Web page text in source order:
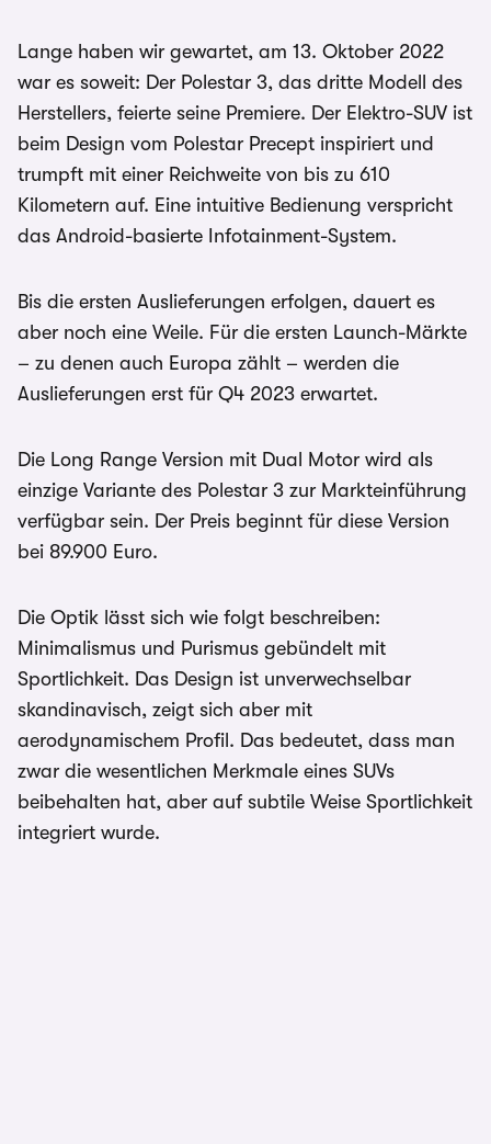
Lange haben wir gewartet, am 13. Oktober 2022
war es soweit: Der Polestar 3, das dritte Modell des
Herstellers, feierte seine Premiere. Der Elektro-SUV ist
beim Design vom Polestar Precept inspiriert und
trumpft mit einer Reichweite von bis zu 610
Kilometern auf. Eine intuitive Bedienung verspricht
das Android-basierte Infotainment-System.
Bis die ersten Auslieferungen erfolgen, dauert es
aber noch eine Weile. Für die ersten Launch-Märkte
– zu denen auch Europa zählt – werden die
Auslieferungen erst für Q4 2023 erwartet.
Die Long Range Version mit Dual Motor wird als
einzige Variante des Polestar 3 zur Markteinführung
verfügbar sein. Der Preis beginnt für diese Version
bei 89.900 Euro.
Die Optik lässt sich wie folgt beschreiben:
Minimalismus und Purismus gebündelt mit
Sportlichkeit. Das Design ist unverwechselbar
skandinavisch, zeigt sich aber mit
aerodynamischem Profil. Das bedeutet, dass man
zwar die wesentlichen Merkmale eines SUVs
beibehalten hat, aber auf subtile Weise Sportlichkeit
integriert wurde.